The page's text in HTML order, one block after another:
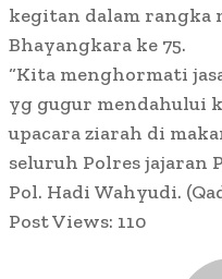
kegitan dalam rangka
Bhayangkara ke 75.
“Kita menghormati
yg gugur mendahului
upacara ziarah di
seluruh Polres jajaran
Pol. Hadi Wahyudi.
Post Views: 110